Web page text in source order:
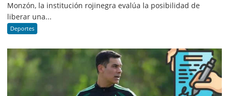
Monzón, la institución rojinegra evalúa la posibilidad de
liberar una...
Deportes